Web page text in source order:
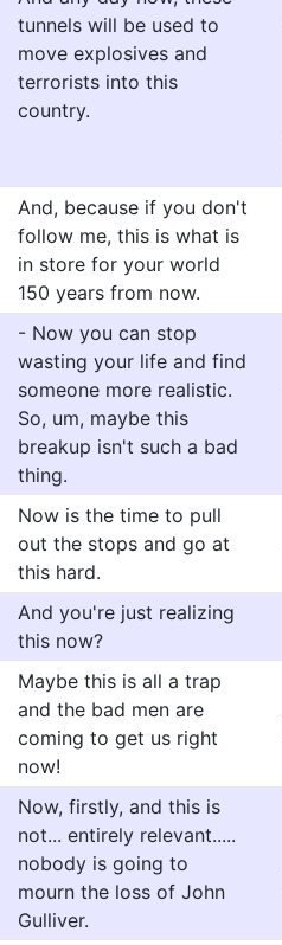
tunnels will be used to
move explosives and
terrorists into this
country.
And, because if you don't
follow me, this is what is
in store for your world
150 years from now.
- Now you can stop
wasting your life and find
someone more realistic.
So, um, maybe this
breakup isn't such a bad
thing.
Now is the time to pull
out the stops and go at
this hard.
And you're just realizing
this now?
Maybe this is all a trap
and the bad men are
coming to get us right
now!
Now, firstly, and this is
not... entirely relevant.....
nobody is going to
mourn the loss of John
Gulliver.